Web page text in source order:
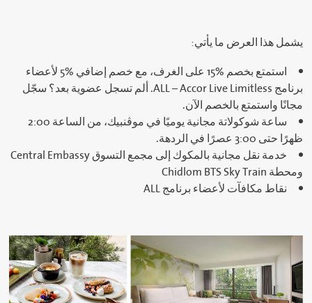
يشمل هذا العرض ما يأتي:
استمتع بخصم ‎15% على الغرف، مع خصم إضافي ‎5% لأعضاء
برنامج ALL – Accor Live Limitless. ألم تسجل عضوية بعد؟ سجّل
مجانًا واستمتع بالخصم الآن.
ساعة شوكولاتة مجانية يوميًا في موڤنبيك، من الساعة 2:00
ظهرًا حتى 3:00 عصرًا في الردهة.
خدمة نقل مجانية بالمكوك إلى مجمع التسوق Central Embassy
ومحطة Chidlom BTS Sky Train
نقاط مكافآت لأعضاء برنامج ALL